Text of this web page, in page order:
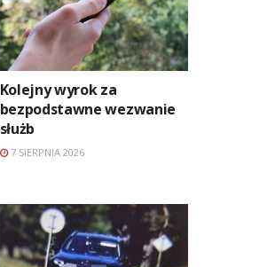
Kolejny wyrok za
bezpodstawne wezwanie
służb
7 SIERPNIA 2026